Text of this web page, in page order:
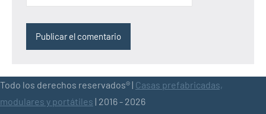
Todo los derechos reservados® | Casas prefabricadas,
modulares y portátiles | 2016 - 2026